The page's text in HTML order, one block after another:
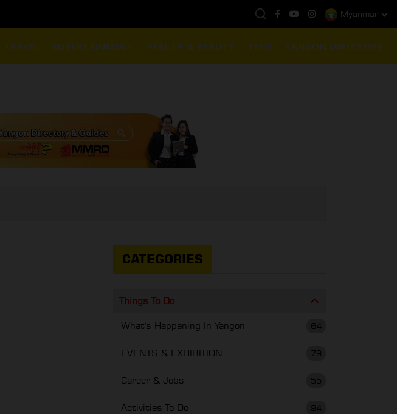
3,770,000 - ပြင်ပပေါက်စျေး (၁၆ ပဲရည် တစ်ကျပ်သား) Myanmar
TRAVEL ENTERTAINMENT HEALTH & BEAUTY TECH YANGON DIRECTORY
CATEGORIES
Things To Do
64
What's Happening In Yangon
79
EVENTS & EXHIBITION
55
Career & Jobs
84
Activities To Do